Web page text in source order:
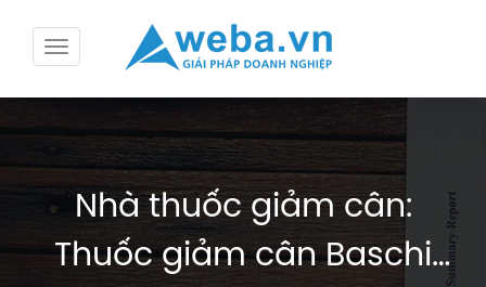
Nhà thuốc giảm cân:
Thuốc giảm cân Baschi